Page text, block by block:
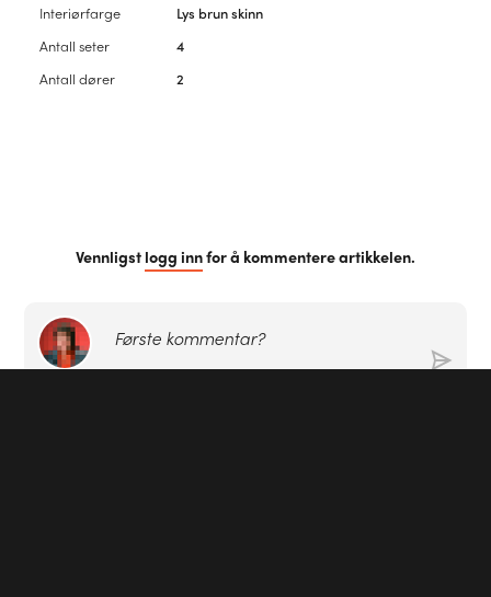
Interiørfarge
Lys brun skinn
Antall seter
4
Antall dører
2
Vennligst logg innfor å kommentere artikkelen.
Første kommentar?